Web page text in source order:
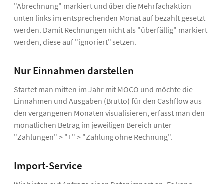
"Abrechnung" markiert und über die Mehrfachaktion
unten links im entsprechenden Monat auf bezahlt gesetzt
werden. Damit Rechnungen nicht als "überfällig" markiert
werden, diese auf "ignoriert" setzen.
Nur Einnahmen darstellen
Startet man mitten im Jahr mit MOCO und möchte die
Einnahmen und Ausgaben (Brutto) für den Cashflow aus
den vergangenen Monaten visualisieren, erfasst man den
monatlichen Betrag im jeweiligen Bereich unter
"Zahlungen" > "+" > "Zahlung ohne Rechnung".
Import-Service